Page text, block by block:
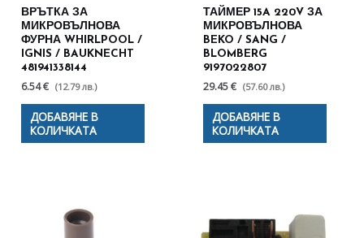
ВРЪТКА ЗА
МИКРОВЪЛНОВА
ФУРНА WHIRLPOOL /
IGNIS / BAUKNECHT
481941338144
6.54 € (12.79 лв.)
ДОБАВЯНЕ В
КОЛИЧКАТА
ТАЙМЕР 15A 220V ЗА
МИКРОВЪЛНОВА
BEKO / SANG /
BLOMBERG
9197022807
29.45 € (57.60 лв.)
ДОБАВЯНЕ В
КОЛИЧКАТА